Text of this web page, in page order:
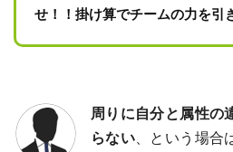
せ！！掛け算でチームの力を引
周りに自分と属性の
らない 、という場合